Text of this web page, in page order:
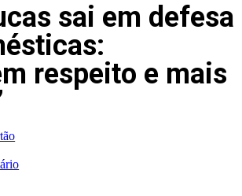
sai em defesa
respeito e mais